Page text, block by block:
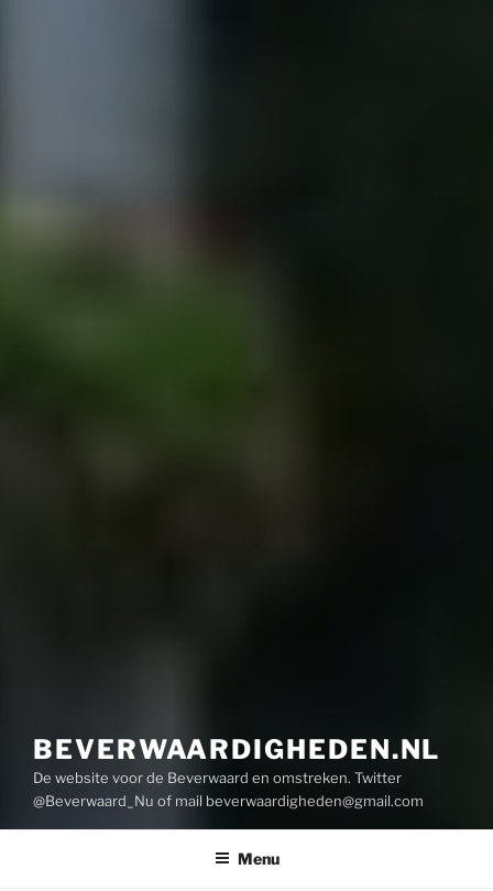
BEVERWAARDIGHEDEN.NL
De website voor de Beverwaard en omstreken. Twitter
@Beverwaard_Nu of mail beverwaardigheden@gmail.com
Menu